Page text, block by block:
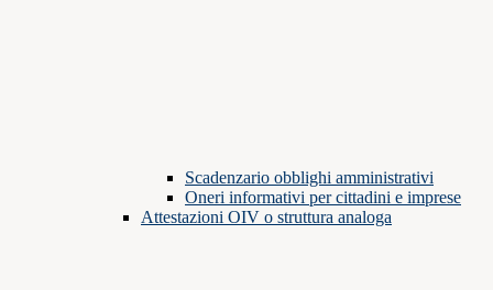
Scadenzario obblighi amministrativi
Oneri informativi per cittadini e imprese
Attestazioni OIV o struttura analoga